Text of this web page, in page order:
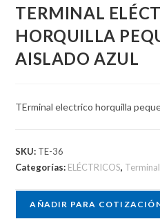
TERMINAL
HORQUILLA
AISLADO AZUL
TErminal electrico horquilla
SKU: TE-36
Categorías: ELÉCTRICOS,
AÑADIR PARA